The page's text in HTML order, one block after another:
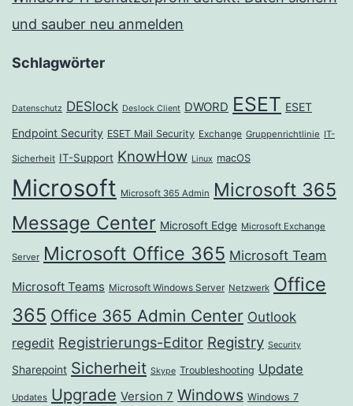
und sauber neu anmelden
Schlagwörter
Datenschutz DESlock Deslock Client DWORD ESET ESET
Endpoint Security ESET Mail Security Exchange Gruppenrichtlinie IT-
Sicherheit IT-Support KnowHow Linux macOS
Microsoft Microsoft 365 Admin Microsoft 365
Message Center Microsoft Edge Microsoft Exchange
Server Microsoft Office 365 Microsoft Team
Microsoft Teams Microsoft Windows Server Netzwerk Office
365 Office 365 Admin Center Outlook
regedit Registrierungs-Editor Registry Security
Sharepoint Sicherheit Skype Troubleshooting Update
Updates Upgrade Version 7 Windows Windows 7